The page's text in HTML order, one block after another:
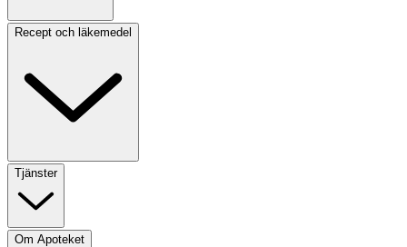
Recept och läkemedel
Tjänster
Om Apoteket